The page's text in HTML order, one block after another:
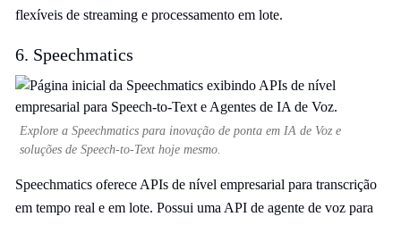
flexíveis de streaming e processamento em lote.
6. Speechmatics
Explore a Speechmatics para inovação de ponta em IA de Voz e
soluções de Speech-to-Text hoje mesmo.
Speechmatics oferece APIs de nível empresarial para transcrição
em tempo real e em lote. Possui uma API de agente de voz para